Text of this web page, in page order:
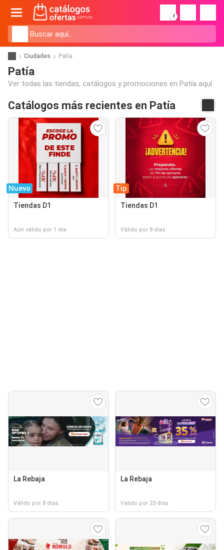
!
Ciudades Patía
Patía
Ver todas las tiendas, catálogos y promociones en Patía aquí
Catálogos más recientes en Patía
Nuevo
Tiendas D1
Aún válido por 1 día
Tip
Tiendas D1
Válido por 8 días
La Rebaja
Válido por 8 días
La Rebaja
Válido por 23 días